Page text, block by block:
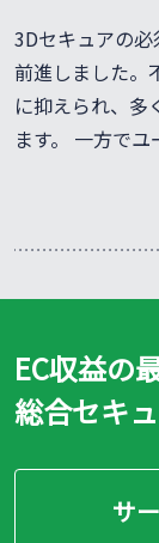
3Dセキュアの必
前進しました。
に抑えられ、多
ます。 一方でユ
EC収益の
総合セキ
サ